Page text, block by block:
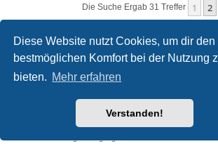
Diese Website nutzt Cookies, um dir den
bestmöglichen Komfort bei der Nutzung
bieten. Mehr erfahren
Verstanden!
Die Suche Ergab 31 Treffer 1 2
Foren-Übersicht Kontakt
® Forum Software © phpBB Limited
phpBB.de
created by INVENTEA & v12mike